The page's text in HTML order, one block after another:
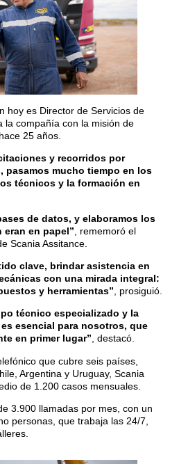
hoy es Director de Servicios de
la compañía con la misión de
25 años.
y recorridos por
pasamos mucho tiempo en los
técnicos y la formación en
de datos, y elaboramos los
eran en papel” , rememoró el
Scania Assitance.
clave, brindar asistencia en
con una mirada integral:
y herramientas” , prosiguió.
técnico especializado y la
esencial para nosotros, que
en primer lugar”, destacó.
que cubre seis países,
Argentina y Uruguay, Scania
de 1.200 casos mensuales.
3.900 llamadas por mes, con un
personas, que trabaja las 24/7,